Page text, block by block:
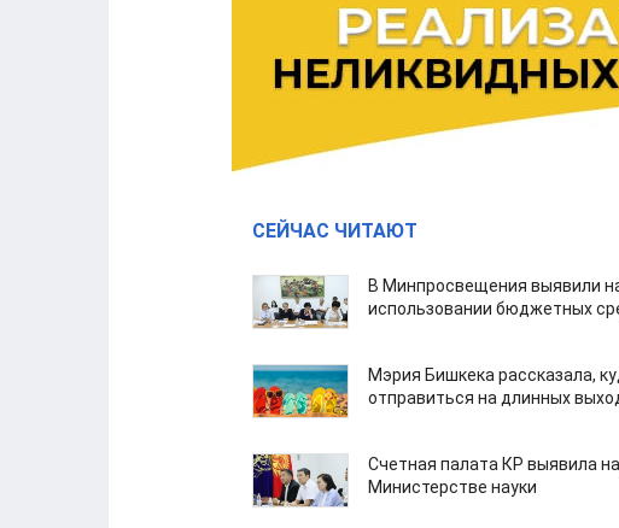
СЕЙЧАС ЧИТАЮТ
В Минпросвещения выявили
использовании бюджетных
Мэрия Бишкека рассказала,
отправиться на длинных
Счетная палата КР выявила
Министерстве науки